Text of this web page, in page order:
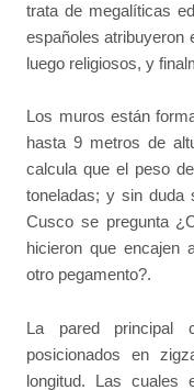
trata de megalíticas
españoles atribuyeron
luego religiosos, y
Los muros están
hasta 9 metros de
calcula que el peso
toneladas; y sin duda
Cusco se pregunta
hicieron que encajen
otro pegamento?.
La pared principal
posicionados en
longitud. Las cuales